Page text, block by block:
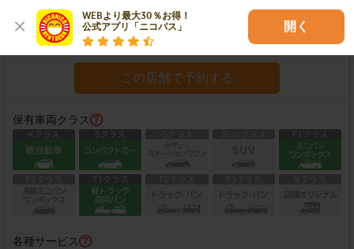
WEBより最大30％お得！
公式アプリ「ニコパス」
開く
住所：台東区根岸5-13-15 地図
営業時間：
この店舗で予約する
保有車両クラス
各種サービス